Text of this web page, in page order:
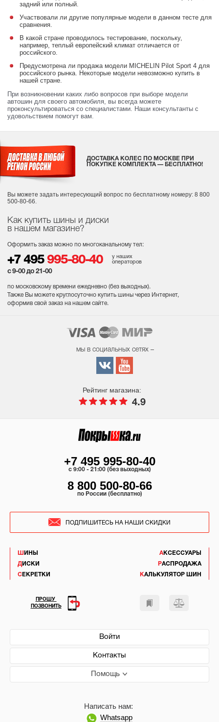
задний или полный.
Участвовали ли другие популярные модели в данном тесте для
сравнения.
В какой стране проводилось тестирование, поскольку,
например, теплый европейский климат отличается от
российского.
Предусмотрена ли продажа модели MICHELIN Pilot Sport 4 для
российского рынка. Некоторые модели невозможно купить в
нашей стране.
При возникновении каких либо вопросов при выборе модели
автошин для своего автомобиля, вы всегда можете
проконсультироваться со специалистами. Наши консультанты с
удовольствием помогут вам.
Как купить шины и диски
в нашем магазине?
Оформить заказ можно по многоканальному тел:
+7 495 995-80-40
у наших
операторов
с 9-00 до 21-00
по московскому времени ежедневно (без выходных).
Также Вы можете круглосуточно купить шины через Интернет,
оформив свой заказ на нашем сайте.
ДОСТАВКА КОЛЕС ПО МОСКВЕ ПРИ
ПОКУПКЕ КОМПЛЕКТА — БЕСПЛАТНО!
Вы можете задать интересующий вопрос по бесплатному номеру: 8 800
500-80-66.
мы в социальных сетях –
Рейтинг магазина:
4.9
ШИНЫ
ДИСКИ
СЕКРЕТКИ
АКСЕССУАРЫ
РАСПРОДАЖА
КАЛЬКУЛЯТОР ШИН
Войти
Контакты
Помощь
Написать нам:
Whatsapp
+7 495 995-80-40
c 9:00 - 21:00 (без выходных)
8 800 500-80-66
по России (бесплатно)
ПОДПИШИТЕСЬ НА НАШИ СКИДКИ
ПРОШУ
ПОЗВОНИТЬ